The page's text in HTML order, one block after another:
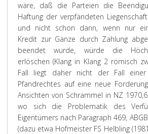
wäre, daß die Parteien die
Haftung der verpfändeten
und nicht schon dann, wenn nur
Kredit zur Gänze durch Zahlung
beendet wurde, würde die
erlöschen (Klang in Klang 2 römisch
Fall liegt daher nicht der Fall einer
Pfandrechtes auf eine neue
Ansichten von Schrammel in NZ
wo sich die Problematik des
Eigentümers nach Paragraph 469,
(dazu etwa Hofmeister FS Helbling